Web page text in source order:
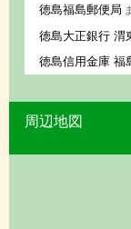
徳島福島郵便局
徳島大正銀行 渭
徳島信用金庫 福
周辺地図